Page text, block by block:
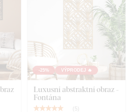
zeď - Horizont
-25% VÝPRODEJ 🔥
Luxusní abstraktní obraz -
Fontána
( 5)